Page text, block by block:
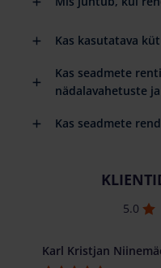
Kas kasutatava
Kas seadmete
nädalavahetuste
Kas seadmete
5.0
Karl Kristjan